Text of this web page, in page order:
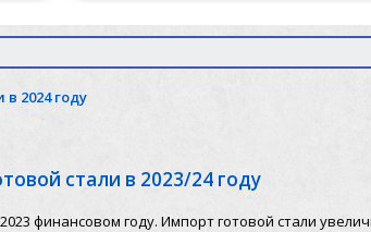
2024 году
стали в 2023/24 году
финансовом году. Импорт готовой стали